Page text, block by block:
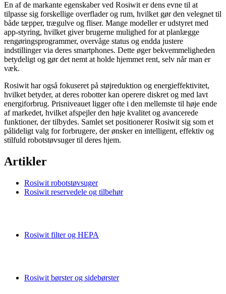
En af de markante egenskaber ved Rosiwit er dens evne til at
tilpasse sig forskellige overflader og rum, hvilket gør den velegnet til
både tæpper, trægulve og fliser. Mange modeller er udstyret med
app-styring, hvilket giver brugerne mulighed for at planlægge
rengøringsprogrammer, overvåge status og endda justere
indstillinger via deres smartphones. Dette øger bekvemmeligheden
betydeligt og gør det nemt at holde hjemmet rent, selv når man er
væk.
Rosiwit har også fokuseret på støjreduktion og energieffektivitet,
hvilket betyder, at deres robotter kan operere diskret og med lavt
energiforbrug. Prisniveauet ligger ofte i den mellemste til høje ende
af markedet, hvilket afspejler den høje kvalitet og avancerede
funktioner, der tilbydes. Samlet set positionerer Rosiwit sig som et
pålideligt valg for forbrugere, der ønsker en intelligent, effektiv og
stilfuld robotstøvsuger til deres hjem.
Artikler
Rosiwit robotstøvsuger
Rosiwit reservedele og tilbehør
Rosiwit filter og HEPA
Rosiwit børster og sidebørster